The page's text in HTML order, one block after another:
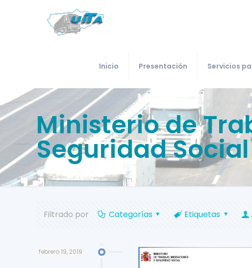
Inicio Presentación Servicios
Ministerio de
Seguridad Social
Filtrado por Categorías Etiquetas
febrero 19, 2019